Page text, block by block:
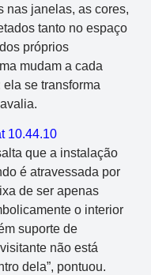
nas janelas, as cores,
tanto no espaço
próprios
mudam a cada
se transforma
que a instalação
é atravessada por
de ser apenas
o interior
suporte de
não está
dela”, pontuou.